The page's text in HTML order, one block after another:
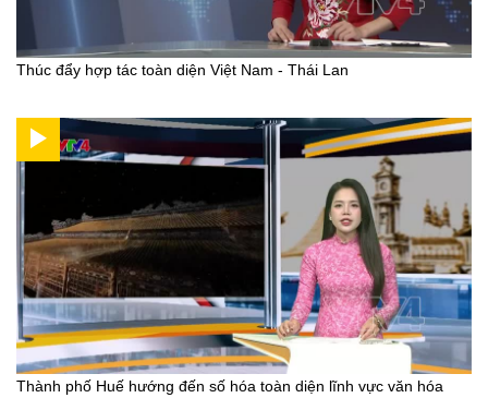
Thúc đẩy hợp tác toàn diện Việt Nam - Thái Lan
Thành phố Huế hướng đến số hóa toàn diện lĩnh vực văn hóa